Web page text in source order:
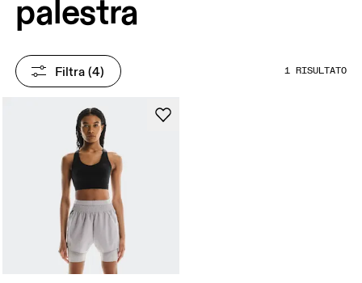
palestra
Filtra (4) 1 RISULTATO